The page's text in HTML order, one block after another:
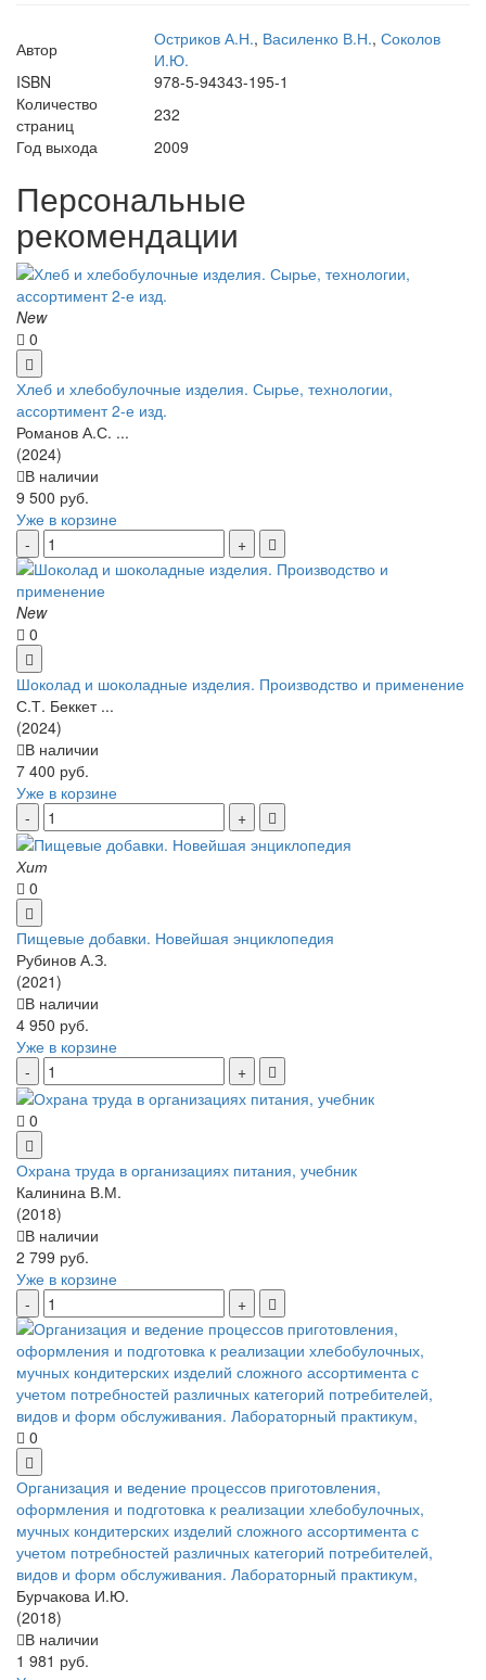
Автор Остриков А.Н., Василенко В.Н., Соколов
И.Ю.
ISBN
978-5-94343-195-1
Количество
страниц
232
Год выхода
2009
Персональные
рекомендации
New
0
Хлеб и хлебобулочные изделия. Сырье, технологии,
ассортимент 2-е изд.
Романов А.С. ...
(2024)
В наличии
9 500 руб.
Уже в корзине
New
0
Шоколад и шоколадные изделия. Производство и применение
С.Т. Беккет ...
(2024)
В наличии
7 400 руб.
Уже в корзине
Хит
0
Пищевые добавки. Новейшая энциклопедия
Рубинов А.З.
(2021)
В наличии
4 950 руб.
Уже в корзине
0
Охрана труда в организациях питания, учебник
Калинина В.М.
(2018)
В наличии
2 799 руб.
Уже в корзине
0
Организация и ведение процессов приготовления,
оформления и подготовка к реализации хлебобулочных,
мучных кондитерских изделий сложного ассортимента с
учетом потребностей различных категорий потребителей,
видов и форм обслуживания. Лабораторный практикум,
Бурчакова И.Ю.
(2018)
В наличии
1 981 руб.